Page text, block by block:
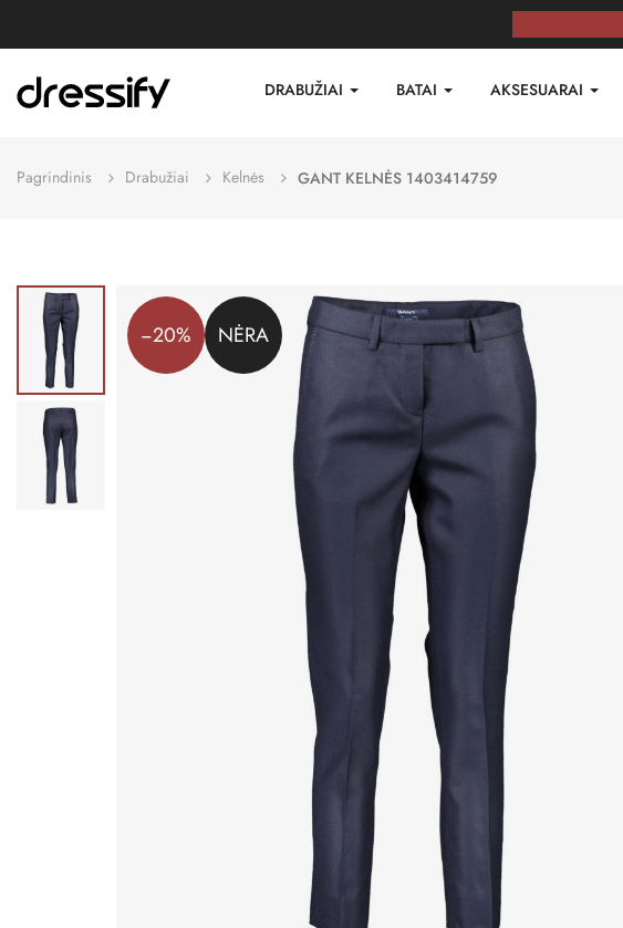
DRABUŽIAI BATAI AKSESUARAI
Pagrindinis Drabužiai Kelnės GANT KELNĖS 1403414759
−20% NĖRA